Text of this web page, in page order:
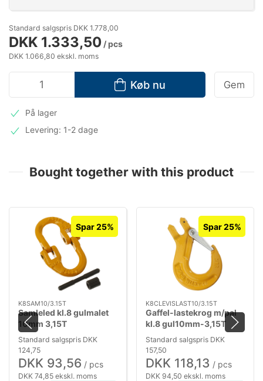
Standard salgspris DKK 1.778,00
DKK 1.333,50 / pcs
DKK 1.066,80 ekskl. moms
Køb nu Gem
På lager
Levering: 1-2 dage
Bought together with this product
Spar 25%
K8SAM10/3.15T
Samleled kl.8 gulmalet
10mm 3,15T
Standard salgspris DKK
124,75
DKK 93,56 / pcs
DKK 74,85 ekskl. moms
Spar 25%
K8CLEVISLAST10/3.15T
Gaffel-lastekrog m/pal
kl.8 gul10mm-3,15T
Standard salgspris DKK
157,50
DKK 118,13 / pcs
DKK 94,50 ekskl. moms